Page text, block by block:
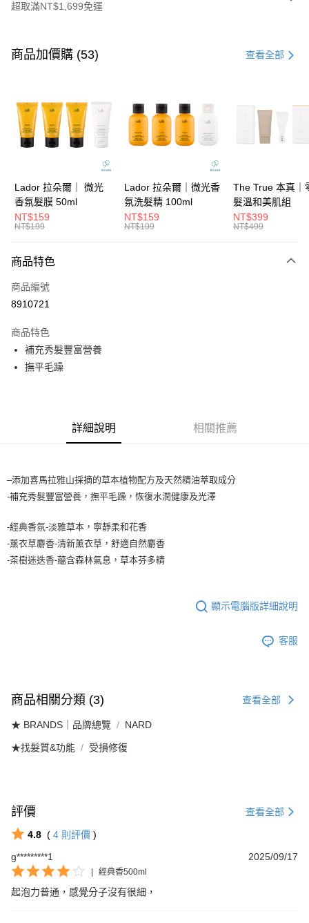
超取滿NT$1,699免運
信用卡一次付款
3 期 0 利率 每期NT$99
合作金庫商業銀行
第一商業銀行
華南商業銀行
彰化商業銀行
兆豐國際商業銀行
臺灣中小企業銀行
台中商業銀行
匯豐（台灣）商業銀行
華泰商業銀行
聯邦商業銀行
元大商業銀行
台灣樂天信用卡公司
6 期 0 利率 每期 NT$49 21家銀行
合作金庫商業銀行
第一商業銀行
台北富邦商業銀行
國泰世華商業銀行
兆豐國際商業銀行
臺灣中小企業銀行
台中商業銀行
匯豐（台灣）商業銀行
聯邦商業銀行
玉山商業銀行
台灣樂天信用卡公司
超商取貨付款
Apple Pay
街口支付
相關說明
【大哥付你分期使用說明】
2.付款方式選擇「大哥付你分期」，訂單成立後會自動跳轉到大哥付的交易
流程，驗證手機門號後，選擇欲分期的期數、繳款截止日，確認付款後即完
成交易。
3.實際核准額度、可分期數及費用金額請依後續交易確認頁面所載為準。
1.分期款項不併入電信帳單，「大哥付你分期」於每月結算日後寄送繳費提
【注意事項】
買賣價金債權讓與本公司後，依約使用本公司帳單繳交帳款。
2.基於同意付款使用「大哥付你分期」之契約關係目的，商店將以您的個人
資料（包含姓名、電話或地址）提供予台灣大哥大進項蒐集、處理及利用，
運送方式
全家取貨付款
每筆NT$65，滿NT$1,699(含以上)免運費
每筆NT$65，滿NT$1,699(含以上)免運費
每筆NT$65，滿NT$1,699(含以上)免運費
宅配
商品加價購 (53) 查看全部
Lador 拉朵爾｜ 微光
香氛髮膜 50ml
NT$159
NT$199
Lador 拉朵爾｜微光香
氛洗髮精 100ml
NT$159
NT$199
The True 本真｜
髮溫和美肌組
NT$399
NT$499
商品特色
商品編號
8910721
商品特色
補充秀髮豐富營養
撫平毛躁
詳細說明 相關推薦
–添加喜馬拉雅山採摘的草本植物配方及天然精油萃取成分
-補充秀髮豐富營養，撫平毛躁，恢復水潤健康及光澤
-經典香氛-淡雅草本，寧靜柔和花香
-薰衣草麝香-清新薰衣草，舒適自然麝香
-茶樹迷迭香-蘊含森林氣息，草本芬多精
顯示電腦版詳細說明
客服
商品相關分類 (3) 查看全部
★ BRANDS｜品牌總覽 NARD
★找髮質&功能 受損修復
評價 查看全部
4.8 ( 4 則評價 )
g*********1
2025/09/17
| 經典香500ml
起泡力普通，感覺分子沒有很細，